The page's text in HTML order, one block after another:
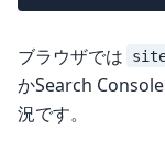
ブラウザでは
かSearch
況です。